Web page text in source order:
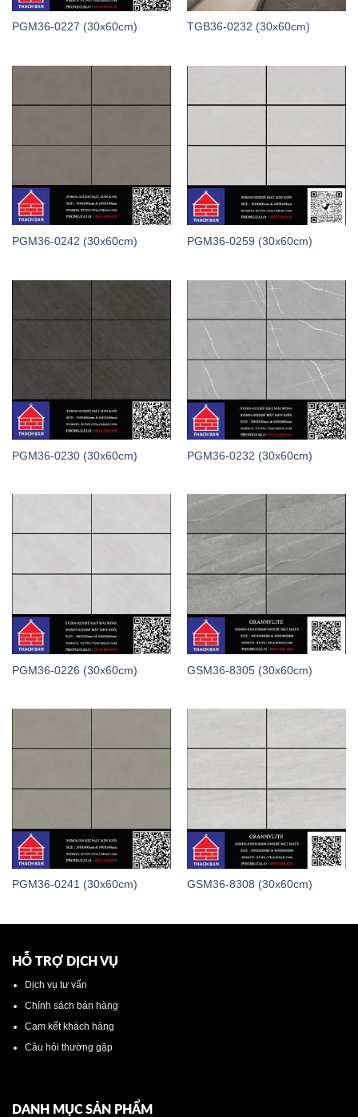
PGM36-0227 (30x60cm) TGB36-0232 (30x60cm)
PGM36-0242 (30x60cm) PGM36-0259 (30x60cm)
PGM36-0230 (30x60cm) PGM36-0232 (30x60cm)
PGM36-0226 (30x60cm) GSM36-8305 (30x60cm)
PGM36-0241 (30x60cm) GSM36-8308 (30x60cm)
HỖ TRỢ DỊCH VỤ
Dịch vụ tư vấn
Chính sách bán hàng
Cam kết khách hàng
Câu hỏi thường gặp
DANH MỤC SẢN PHẨM